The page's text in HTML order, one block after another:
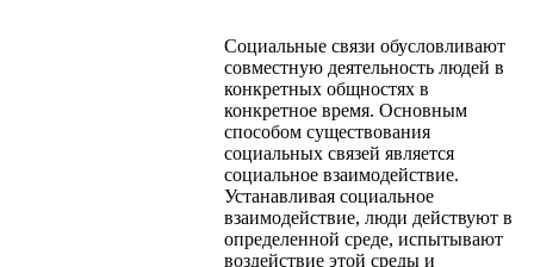
Социальные связи обусловливают
совместную деятельность людей в
конкретных общностях в
конкретное время. Основным
способом существования
социальных связей является
социальное взаимодействие.
Устанавливая социальное
взаимодействие, люди действуют в
определенной среде, испытывают
воздействие этой среды и